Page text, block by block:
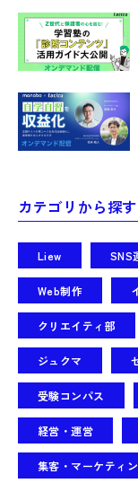
カテゴリから探す
Liew SNS
Web制作
クリエイティ部
ジュクマ
受験コンパス
経営・運営
集客・マーケティ